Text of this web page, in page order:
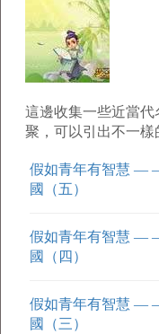
這邊收集一些近當
聚，可以引出不一樣
假如青年有智慧 —
國（五）
假如青年有智慧 —
國（四）
假如青年有智慧 —
國（三）